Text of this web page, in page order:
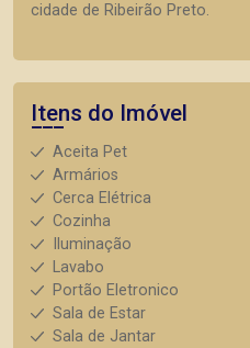
cidade de Ribeirão Preto.
Itens do Imóvel
Aceita Pet
Armários
Cerca Elétrica
Cozinha
Iluminação
Lavabo
Portão Eletronico
Sala de Estar
Sala de Jantar